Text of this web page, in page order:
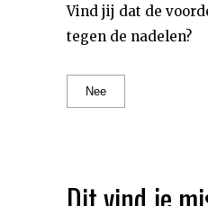
Vind jij dat de
tegen de nadelen?
Nee